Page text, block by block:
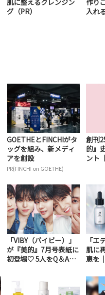
グ（PR）
入れ
GOETHEとFINCHIがタ
ッグを組み、新メディ
アを創設
PR(FINCHI on GOETHE)
創刊
的』
ント
「VIBY（バイビー）」
が『美的』7月号表紙に
初登場♡ 5人をQ＆Aで
「エ
肌に
恵を